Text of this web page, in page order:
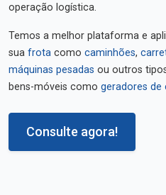
operação logística.
Temos a melhor plataforma e
sua frota como caminhões,
máquinas pesadas ou outros
bens-móveis como geradores de
Consulte agora!